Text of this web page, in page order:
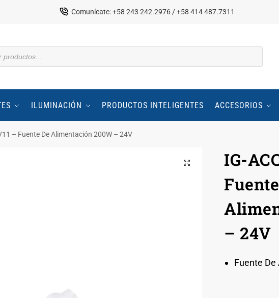
Comunícate: +58 243 242.2976 / +58 414 487.7311
ILUMINACIÓN PRODUCTOS INTELIGENTES ACCESORIOS
– Fuente De Alimentación 200W – 24V
IG-
– 24V
Fuente